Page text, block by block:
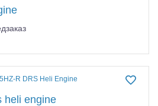
heli engine